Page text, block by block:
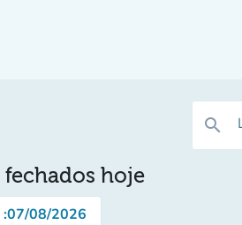
search
fechados hoje
:07/08/2026